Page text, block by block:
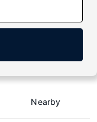
Nearby